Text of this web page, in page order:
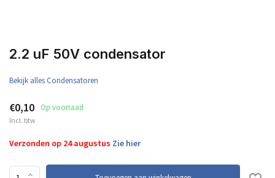
2.2 uF 50V condensator
Bekijk alles Condensatoren
€0,10 Op voorraad
Incl. btw
Verzonden op 24 augustus Zie hier